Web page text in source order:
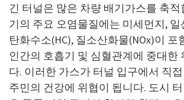
긴 터널은 많은 차량 배기가스를 축적
기의 주요 오염물질에는 미세먼지, 일
탄화수소(HC), 질소산화물(NOx)이 포
인간의 호흡기 및 심혈관계에 중대한
다. 이러한 가스가 터널 입구에서 직
주민의 건강에 위협이 됩니다. 도시